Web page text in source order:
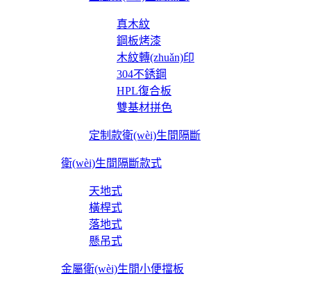
真木紋
鋼板烤漆
木紋轉(zhuǎn)印
304不銹鋼
HPL復合板
雙基材拼色
定制款衛(wèi)生間隔斷
衛(wèi)生間隔斷款式
天地式
橫桿式
落地式
懸吊式
金屬衛(wèi)生間小便擋板